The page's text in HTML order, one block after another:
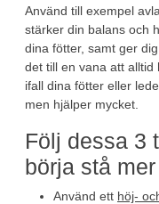
Använd till exempel
stärker din balans och
dina fötter, samt ger
det till en vana att alltid
ifall dina fötter eller
men hjälper mycket.
Följ dessa 3
börja stå mer
Använd ett höj-